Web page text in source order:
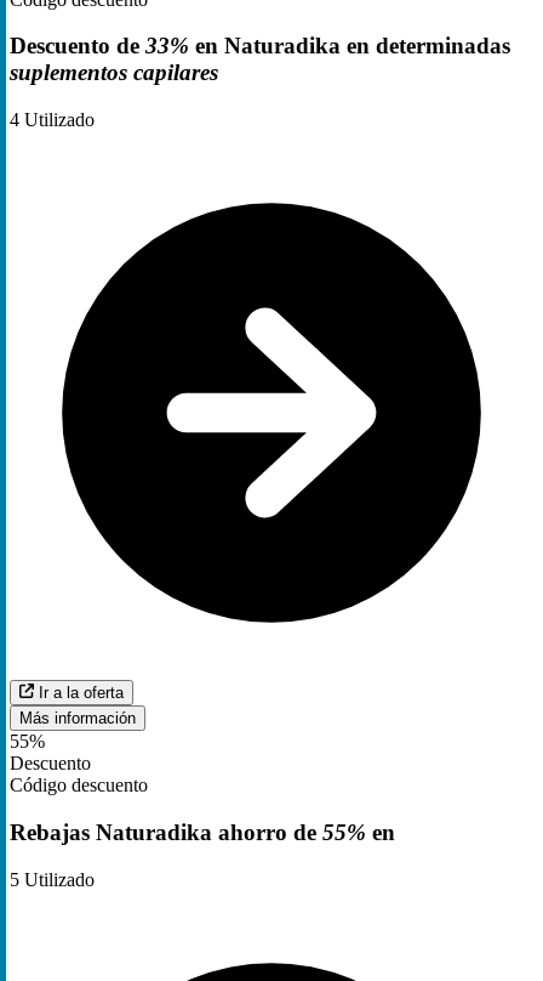
Descuento de 33% en Naturadika en determinadas
suplementos capilares
4 Utilizado
Ir a la oferta
Más información
55%
Descuento
Código descuento
Rebajas Naturadika ahorro de 55% en
5 Utilizado